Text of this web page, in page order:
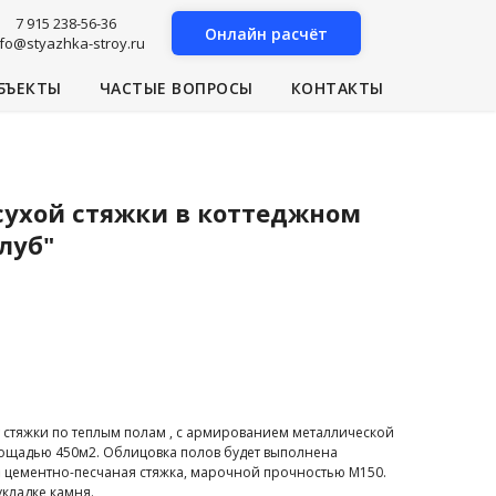
7 915 238-56-36
stroy.ru
Онлайн расчёт
ЧАСТЫЕ ВОПРОСЫ КОНТАКТЫ
стяжки в коттеджном
по теплым полам , с армированием металлической
450м2. Облицовка полов будет выполнена
песчаная стяжка, марочной прочностью М150.
камня.